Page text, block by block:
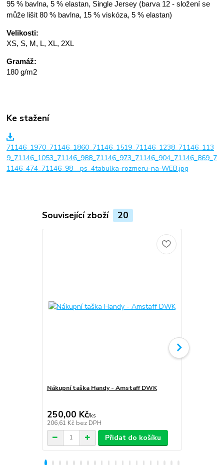
95 % bavlna, 5 % elastan, Single Jersey (barva 12 - složení se
může lišit 80 % bavlna, 15 % viskóza, 5 % elastan)
Velikosti:
XS, S, M, L, XL, 2XL
Gramáž:
180 g/m2
Ke stažení
71146_1970_71146_1860_71146_1519_71146_1238_71146_113
9_71146_1053_71146_988_71146_973_71146_904_71146_869_7
1146_474_71146_98__ps_4tabulka-rozmeru-na-WEB.jpg
Související zboží 20
Nákupní taška Handy - Amstaff DWK
250,00 Kč/ks
206,61 Kč bez DPH
Přidat do košíku